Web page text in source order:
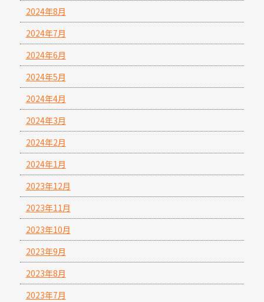
2024年8月
2024年7月
2024年6月
2024年5月
2024年4月
2024年3月
2024年2月
2024年1月
2023年12月
2023年11月
2023年10月
2023年9月
2023年8月
2023年7月